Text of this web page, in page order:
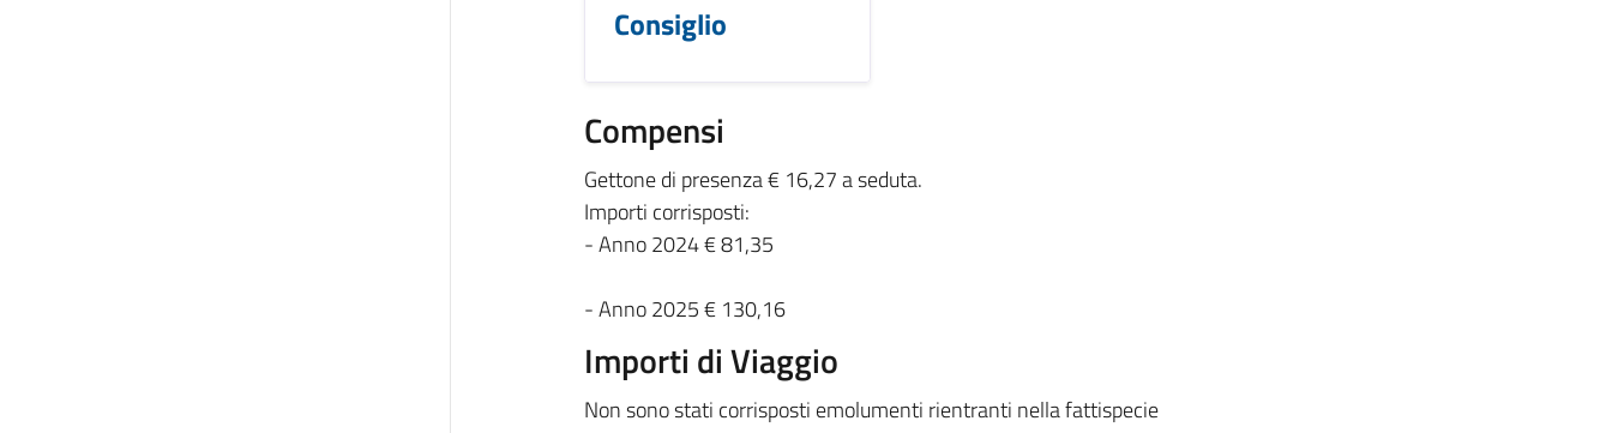
Consiglio
Compensi
Gettone di presenza € 16,27 a seduta.
Importi corrisposti:
- Anno 2024 € 81,35
- Anno 2025 € 130,16
Importi di Viaggio
Non sono stati corrisposti emolumenti rientranti nella fattispecie